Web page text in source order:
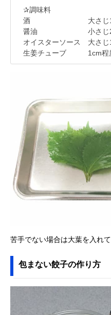
✰調味料
酒 大さじ
醤油 小さじ
オイスターソース 大さじ
生姜チューブ 1cm程
苦手でない場合は大葉を入れて
包まない餃子の作り方